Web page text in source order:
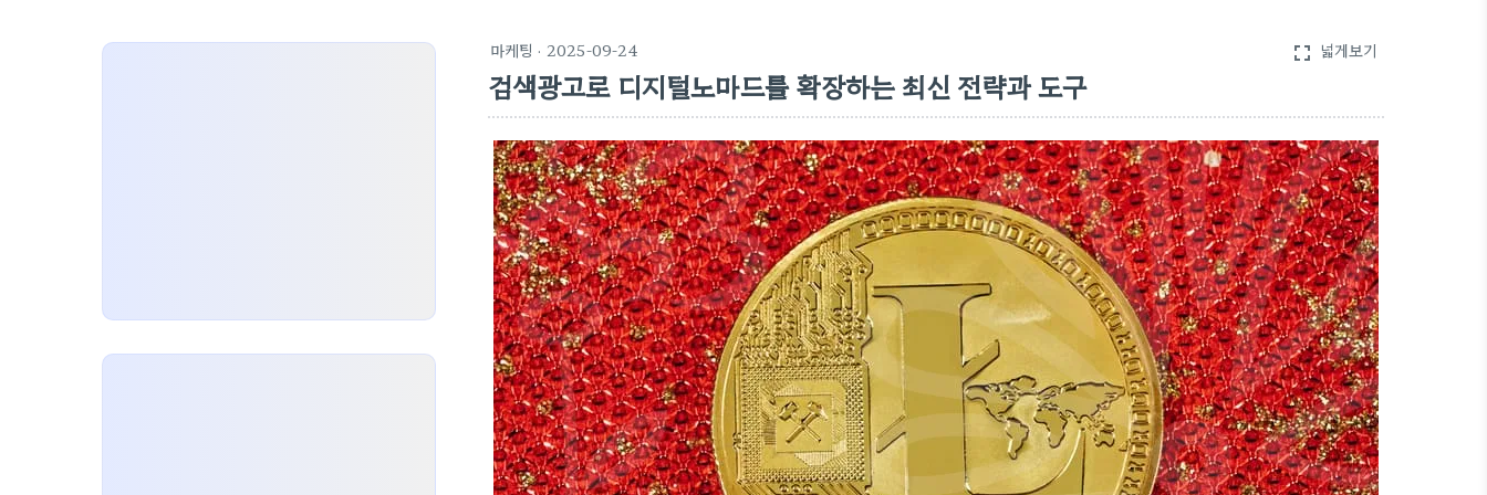
마케팅 · 2025-09-24 fullscreen 넓게보기
검색광고로 디지털노마드를 확장하는 최신 전략과 도구